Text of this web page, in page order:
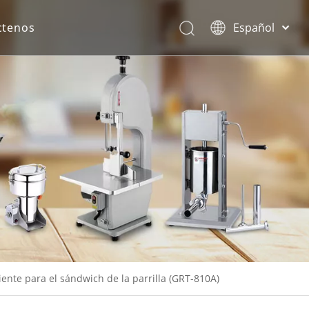
Español
English
para el sándwich de la parrilla (GRT-810A)